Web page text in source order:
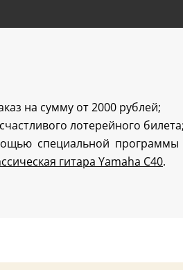
на сумму от 2000 рублей;
лотерейного билета;
специальной
гитара Yamaha C40.